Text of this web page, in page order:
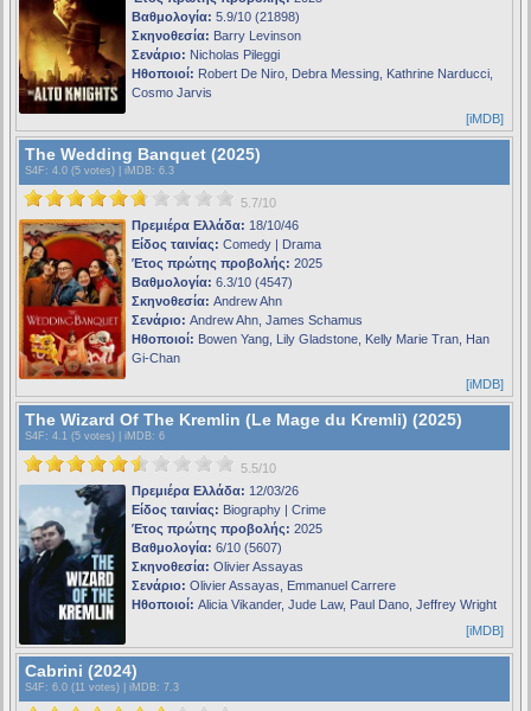
Βαθμολογία: 5.9/10 (21898)
Σκηνοθεσία: Barry Levinson
Σενάριο: Nicholas Pileggi
Ηθοποιοί: Robert De Niro, Debra Messing, Kathrine Narducci,
Cosmo Jarvis
[iMDB]
The Wedding Banquet (2025)
S4F : 4.0 (5 votes) | iMDB: 6.3
5.7/10
Πρεμιέρα Ελλάδα: 18/10/46
Είδος ταινίας: Comedy | Drama
Έτος πρώτης προβολής: 2025
Βαθμολογία: 6.3/10 (4547)
Σκηνοθεσία: Andrew Ahn
Σενάριο: Andrew Ahn, James Schamus
Ηθοποιοί: Bowen Yang, Lily Gladstone, Kelly Marie Tran, Han
Gi-Chan
[iMDB]
The Wizard Of The Kremlin (Le Mage du Kremli) (2025)
S4F : 4.1 (5 votes) | iMDB: 6
5.5/10
Πρεμιέρα Ελλάδα: 12/03/26
Είδος ταινίας: Biography | Crime
Έτος πρώτης προβολής: 2025
Βαθμολογία: 6/10 (5607)
Σκηνοθεσία: Olivier Assayas
Σενάριο: Olivier Assayas, Emmanuel Carrere
Ηθοποιοί: Alicia Vikander, Jude Law, Paul Dano, Jeffrey Wright
[iMDB]
Cabrini (2024)
S4F : 6.0 (11 votes) | iMDB: 7.3